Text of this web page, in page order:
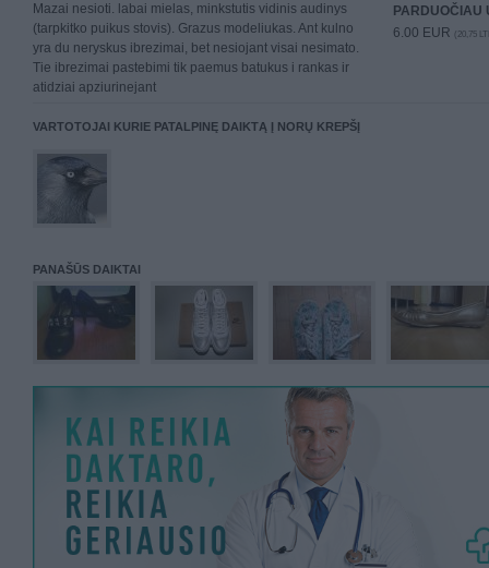
Mazai nesioti. labai mielas, minkstutis vidinis audinys
(tarpkitko puikus stovis). Grazus modeliukas. Ant kulno
yra du neryskus ibrezimai, bet nesiojant visai nesimato.
Tie ibrezimai pastebimi tik paemus batukus i rankas ir
atidziai apziurinejant
PARDUOČIAU
6.00 EUR (20,75
VARTOTOJAI KURIE PATALPINĘ DAIKTĄ Į NORŲ KREPŠĮ
PANAŠŪS DAIKTAI